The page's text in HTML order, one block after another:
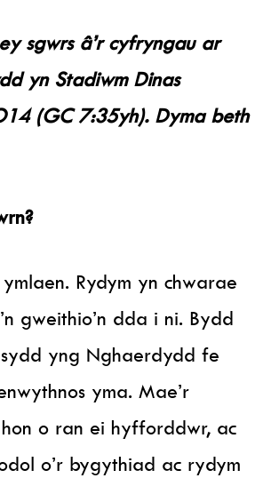
sgwrs â’r cyfryngau ar
yn Stadiwm Dinas
(GC 7:35yh). Dyma beth
Rydym yn chwarae
gweithio’n dda i ni. Bydd
yng Nghaerdydd fe
yma. Mae’r
o ran ei hyfforddwr, ac
o’r bygythiad ac rydym